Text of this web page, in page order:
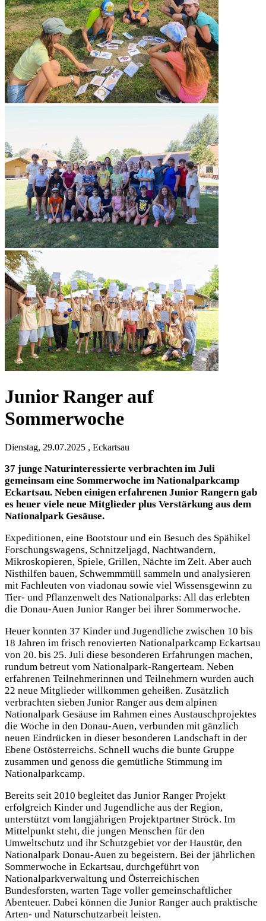
Junior Ranger auf
Sommerwoche
Dienstag, 29.07.2025 , Eckartsau
37 junge Naturinteressierte verbrachten im Juli
gemeinsam eine Sommerwoche im Nationalparkcamp
Eckartsau. Neben einigen erfahrenen Junior Rangern gab
es heuer viele neue Mitglieder plus Verstärkung aus dem
Nationalpark Gesäuse.
Expeditionen, eine Bootstour und ein Besuch des Spähikel
Forschungswagens, Schnitzeljagd, Nachtwandern,
Mikroskopieren, Spiele, Grillen, Nächte im Zelt. Aber auch
Nisthilfen bauen, Schwemmmüll sammeln und analysieren
mit Fachleuten von viadonau sowie viel Wissensgewinn zu
Tier- und Pflanzenwelt des Nationalparks: All das erlebten
die Donau-Auen Junior Ranger bei ihrer Sommerwoche.
Heuer konnten 37 Kinder und Jugendliche zwischen 10 bis
18 Jahren im frisch renovierten Nationalparkcamp Eckartsau
von 20. bis 25. Juli diese besonderen Erfahrungen machen,
rundum betreut vom Nationalpark-Rangerteam. Neben
erfahrenen Teilnehmerinnen und Teilnehmern wurden auch
22 neue Mitglieder willkommen geheißen. Zusätzlich
verbrachten sieben Junior Ranger aus dem alpinen
Nationalpark Gesäuse im Rahmen eines Austauschprojektes
die Woche in den Donau-Auen, verbunden mit gänzlich
neuen Eindrücken in dieser besonderen Landschaft in der
Ebene Ostösterreichs. Schnell wuchs die bunte Gruppe
zusammen und genoss die gemütliche Stimmung im
Nationalparkcamp.
Bereits seit 2010 begleitet das Junior Ranger Projekt
erfolgreich Kinder und Jugendliche aus der Region,
unterstützt vom langjährigen Projektpartner Ströck. Im
Mittelpunkt steht, die jungen Menschen für den
Umweltschutz und ihr Schutzgebiet vor der Haustür, den
Nationalpark Donau-Auen zu begeistern. Bei der jährlichen
Sommerwoche in Eckartsau, durchgeführt von
Nationalparkverwaltung und Österreichischen
Bundesforsten, warten Tage voller gemeinschaftlicher
Abenteuer. Dabei können die Junior Ranger auch praktische
Arten- und Naturschutzarbeit leisten.